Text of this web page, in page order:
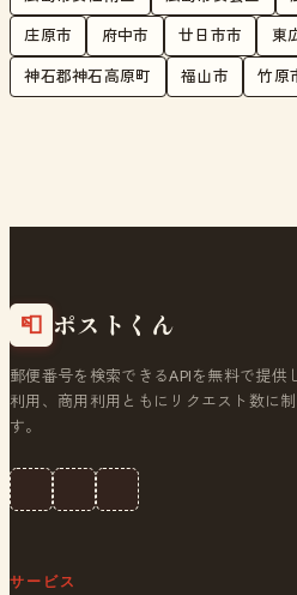
庄原市 府中市 廿日市市 東
神石郡神石高原町 福山市 竹原
📮 ポストくん
郵便番号を検索できるAPIを無料で提供
利用、商用利用ともにリクエスト数に
す。
サービス